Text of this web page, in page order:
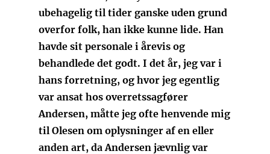
ubehagelig til tider ganske uden grund
overfor folk, han ikke kunne lide. Han
havde sit personale i årevis og
behandlede det godt. I det år, jeg var i
hans forretning, og hvor jeg egentlig
var ansat hos overretssagfører
Andersen, måtte jeg ofte henvende mig
til Olesen om oplysninger af en eller
anden art, da Andersen jævnlig var